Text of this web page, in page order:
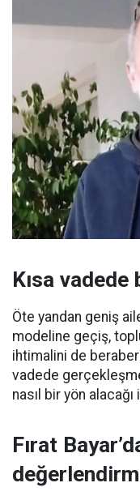
Kısa
Öte yandan geniş
modeline geçiş,
ihtimalini de
vadede
nasıl bir yön
Fırat